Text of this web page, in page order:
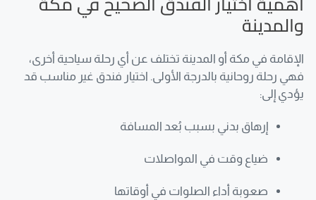
والمدينة
الإقامة في مكة أو المدينة تختلف عن أي رحلة سياحية أخرى،
فهي رحلة روحانية بالدرجة الأولى. اختيار فندق غير مناسب قد
يؤدي إلى:
إرهاق بدني بسبب بُعد المسافة
ضياع وقت في المواصلات
صعوبة أداء الصلوات في أوقاتها